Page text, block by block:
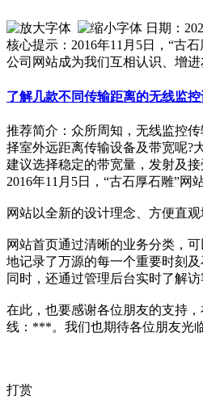
日期：
核心提示：2016年11月5日，“古
公司网站成为我们互相认识、增
了解几款不同传输距离的无线监
推荐简介：众所周知，无线监控
择室外远距离传输设备及带宽呢?
建议选择稳定的带宽量，发射及
2016年11月5日，“古石厚石雕”网
网站以全新的设计理念、方便直
网站首页通过清晰的业务分类，
地记录了万源的每一个重要时刻
同时，还通过管理后台实时了解
在此，也要感谢各位朋友的支持
线：***。我们也期待各位朋友光
打赏